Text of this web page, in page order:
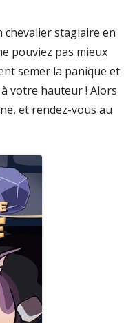
chevalier stagiaire en
pouviez pas mieux
semer la panique et
votre hauteur ! Alors
et rendez-vous au